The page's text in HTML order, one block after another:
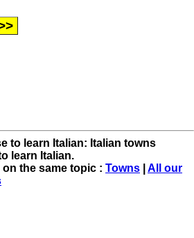
to learn Italian: Italian towns
learn Italian.
the same topic : Towns
All our